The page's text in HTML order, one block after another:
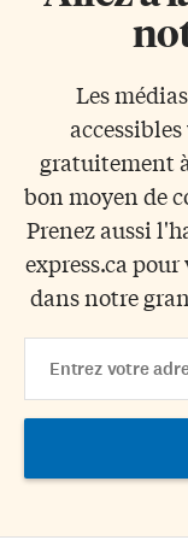
Les
gratuitement
bon moyen de
Prenez aussi
express.ca
dans notre
Address